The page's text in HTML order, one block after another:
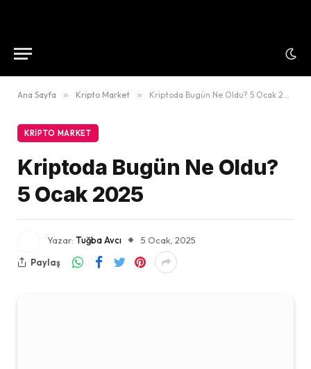
Ana Sayfa » Kripto Market » Kriptoda Bugün Ne Oldu? 5 Ocak 2025
KRIPTO MARKET
Kriptoda Bugün Ne Oldu?
5 Ocak 2025
Yazar: Tuğba Avcı
5 Ocak, 2025
Paylaş